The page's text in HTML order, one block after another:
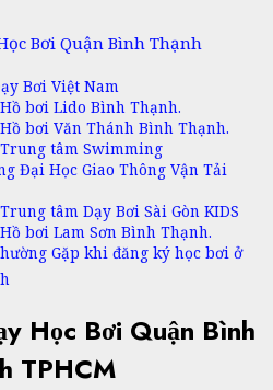
Bơi Quận Bình Thạnh
Bơi Việt Nam
bơi Lido Bình Thạnh.
bơi Văn Thánh Bình Thạnh.
tâm Swimming
Đại Học Giao Thông Vận Tải
tâm Dạy Bơi Sài Gòn KIDS
bơi Lam Sơn Bình Thạnh.
Gặp khi đăng ký học bơi ở
Học Bơi Quận Bình
TPHCM